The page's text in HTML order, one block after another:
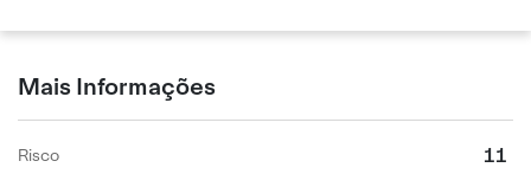
Mais Informações
Risco 11